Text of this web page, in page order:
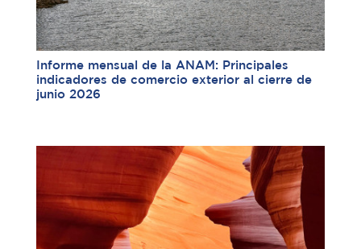
Informe mensual de la ANAM: Principales
indicadores de comercio exterior al cierre de
junio 2026